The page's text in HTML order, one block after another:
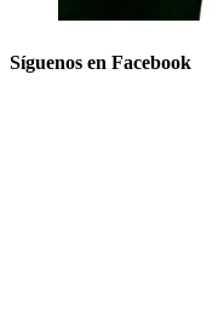
Síguenos en Facebook